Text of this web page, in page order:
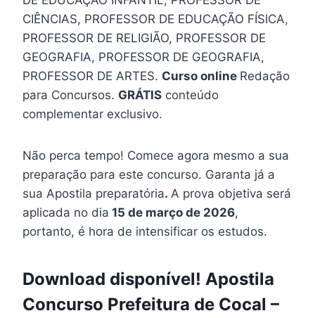
CIÊNCIAS, PROFESSOR DE EDUCAÇÃO FÍSICA,
PROFESSOR DE RELIGIÃO, PROFESSOR DE
GEOGRAFIA, PROFESSOR DE GEOGRAFIA,
PROFESSOR DE ARTES. Curso online Redação
para Concursos. GRÁTIS conteúdo
complementar exclusivo.
Não perca tempo! Comece agora mesmo a sua
preparação para este concurso. Garanta já a
sua Apostila preparatória. A prova objetiva será
aplicada no dia 15 de março de 2026,
portanto, é hora de intensificar os estudos.
Download disponível! Apostila
Concurso Prefeitura de Cocal –